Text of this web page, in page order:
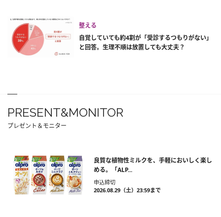
整える
自覚していても約4割が「受診するつもりがない」
と回答。生理不順は放置しても大丈夫？
PRESENT&MONITOR
プレゼント＆モニター
良質な植物性ミルクを、手軽においしく楽し
める。「ALP...
申込締切
2026.08.29（土）23:59まで